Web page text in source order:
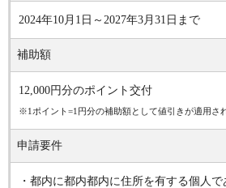
2024年10月1日～2027年3月31日まで
補助額
12,000円分のポイント交付
※1ポイント=1円分の補助額として値引きが適用さ
申請要件
・都内に都内都内に住所を有する個人